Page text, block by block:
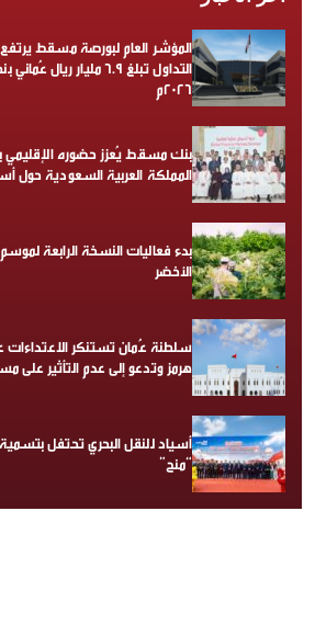
التداول تبلغ 6.9 مليار
2026م
بنك مسقط يُعزز حضوره الإقليمي
المملكة العربية السعودية حول
بدء فعاليات النسخة الرابعة
الأخضر
سلطنة عُمان تستنكر
هرمز وتدعو إلى عدم التأثير على
أسياد للنقل البحري تحتفل بتسمية
“منح”